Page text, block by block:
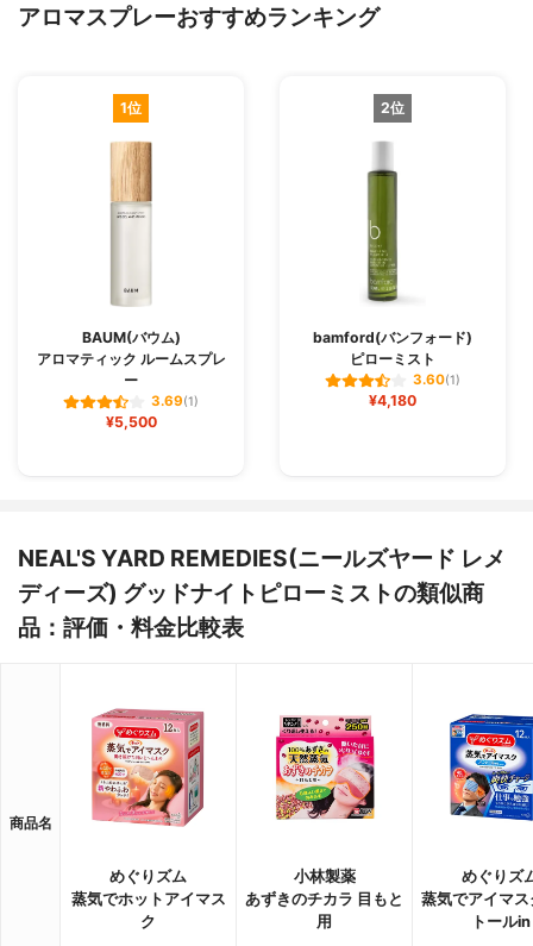
アロマスプレーおすすめランキング
1位
BAUM(バウム)
アロマティック ルームスプレ
ー
3.69(1)
¥5,500
2位
bamford(バンフォード)
ピローミスト
3.60(1)
¥4,180
NEAL'S YARD REMEDIES(ニールズヤード レメ
ディーズ) グッドナイトピローミストの類似商
品：評価・料金比較表
商品名
めぐりズム
蒸気でホットアイマス
ク
小林製薬
あずきのチカラ 目もと
用
めぐりズ
蒸気でアイマス
トールin